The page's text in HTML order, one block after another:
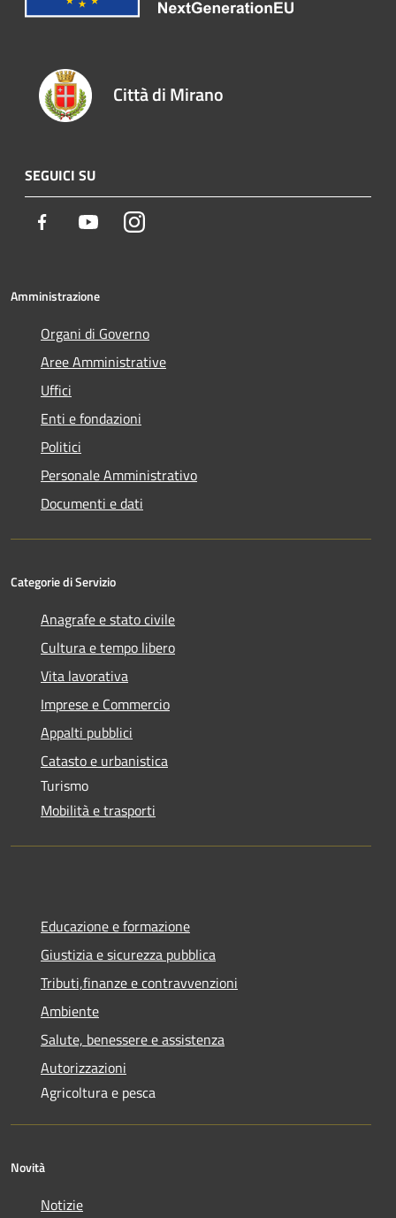
Città di Mirano
SEGUICI SU
Facebook YoutubeInstagram
Amministrazione
Organi di Governo
Aree Amministrative
Uffici
Enti e fondazioni
Politici
Personale Amministrativo
Documenti e dati
Categorie di Servizio
Anagrafe e stato civile
Cultura e tempo libero
Vita lavorativa
Imprese e Commercio
Appalti pubblici
Catasto e urbanistica
Turismo
Mobilità e trasporti
Educazione e formazione
Giustizia e sicurezza pubblica
Tributi,finanze e contravvenzioni
Ambiente
Salute, benessere e assistenza
Autorizzazioni
Agricoltura e pesca
Novità
Notizie